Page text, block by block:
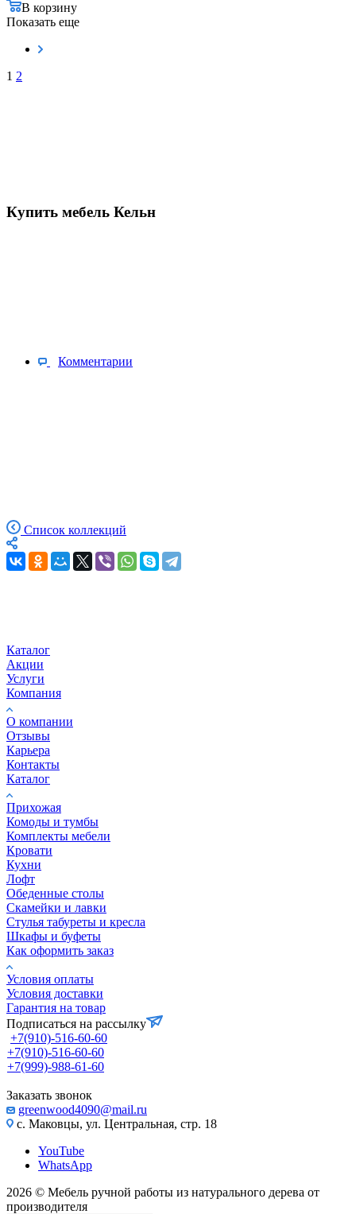
В корзину
Показать еще
1 2
Купить мебель Кельн
Комментарии
Список коллекций
Каталог
Акции
Услуги
Компания
О компании
Отзывы
Карьера
Контакты
Каталог
Прихожая
Комоды и тумбы
Комплекты мебели
Кровати
Кухни
Лофт
Обеденные столы
Скамейки и лавки
Стулья табуреты и кресла
Шкафы и буфеты
Как оформить заказ
Условия оплаты
Условия доставки
Гарантия на товар
Подписаться на рассылку
+7(910)-516-60-60
+7(910)-516-60-60
+7(999)-988-61-60
Заказать звонок
greenwood4090@mail.ru
с. Маковцы, ул. Центральная, стр. 18
YouTube
WhatsApp
2026 © Мебель ручной работы из натурального дерева от
производителя